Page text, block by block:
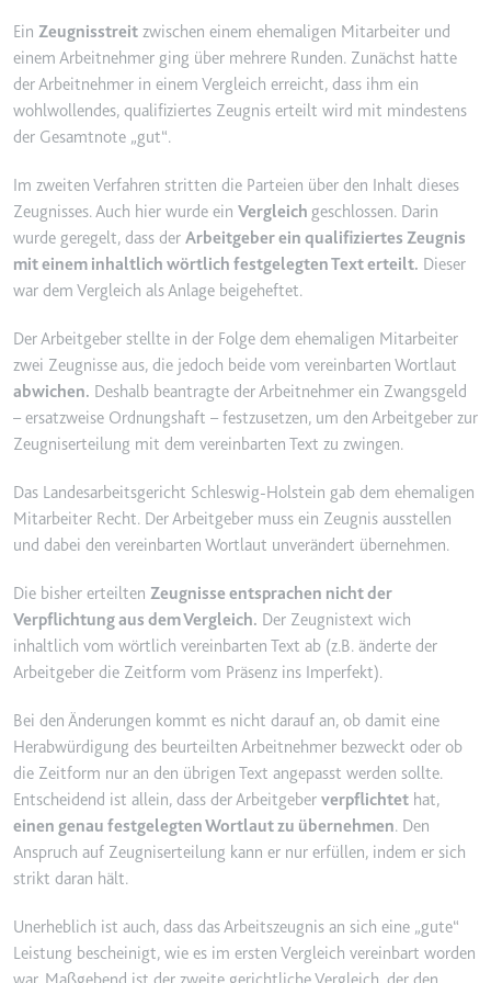
Zweck:
Wird verwendet, um Daten zu
Google Analytics über das Gerät
und das Verhalten des Besuchers
zu senden. Erfasst den Besucher
über Geräte und Marketingkanäle
hinweg.
Ablauf:
2 Jahre
Typ:
HTTP-Cookie
_ga_#
Zweck:
Wird verwendet, um Daten zu
Google Analytics über das Gerät
und das Verhalten des Besuchers
zu senden. Erfasst den Besucher
über Geräte und Marketingkanäle
Ablauf:
2 Jahre
Typ:
HTTP-Cookie
_gcl_au
Anbieter:
smartlaw.de
der Werbeaktivitäten der Website
zu messen, indem Daten über die
Conversion-Rate der Anzeigen der
Website über mehrere Websites
hinweg gesammelt werden.
Ablauf:
3 Monate
Typ:
_gcl_ls
YouTube-Videos zu schätzen.
Ablauf:
180 Tage
Typ:
HTTP-Cookie
Zweck:
Registriert eine eindeutige ID, um
Statistiken der Videos von
YouTube, die der Benutzer
gesehen hat, zu behalten.
Ablauf:
Sitzung
Typ:
HTTP-Cookie
Ein Zeugnisstreit zwischen einem ehemaligen Mitarbeiter und
einem Arbeitnehmer ging über mehrere Runden. Zunächst hatte
der Arbeitnehmer in einem Vergleich erreicht, dass ihm ein
wohlwollendes, qualifiziertes Zeugnis erteilt wird mit mindestens
der Gesamtnote „gut“.
Im zweiten Verfahren stritten die Parteien über den Inhalt dieses
Zeugnisses. Auch hier wurde ein Vergleich geschlossen. Darin
wurde geregelt, dass der Arbeitgeber ein qualifiziertes Zeugnis
mit einem inhaltlich wörtlich festgelegten Text erteilt. Dieser
war dem Vergleich als Anlage beigeheftet.
Der Arbeitgeber stellte in der Folge dem ehemaligen Mitarbeiter
zwei Zeugnisse aus, die jedoch beide vom vereinbarten Wortlaut
abwichen. Deshalb beantragte der Arbeitnehmer ein Zwangsgeld
– ersatzweise Ordnungshaft – festzusetzen, um den Arbeitgeber zur
Zeugniserteilung mit dem vereinbarten Text zu zwingen.
Das Landesarbeitsgericht Schleswig-Holstein gab dem ehemaligen
Mitarbeiter Recht. Der Arbeitgeber muss ein Zeugnis ausstellen
und dabei den vereinbarten Wortlaut unverändert übernehmen.
Die bisher erteilten Zeugnisse entsprachen nicht der
Verpflichtung aus dem Vergleich. Der Zeugnistext wich
inhaltlich vom wörtlich vereinbarten Text ab (z.B. änderte der
Arbeitgeber die Zeitform vom Präsenz ins Imperfekt).
Bei den Änderungen kommt es nicht darauf an, ob damit eine
Herabwürdigung des beurteilten Arbeitnehmer bezweckt oder ob
die Zeitform nur an den übrigen Text angepasst werden sollte.
Entscheidend ist allein, dass der Arbeitgeber verpflichtet hat,
einen genau festgelegten Wortlaut zu übernehmen. Den
Anspruch auf Zeugniserteilung kann er nur erfüllen, indem er sich
strikt daran hält.
Unerheblich ist auch, dass das Arbeitszeugnis an sich eine „gute“
Leistung bescheinigt, wie es im ersten Vergleich vereinbart worden